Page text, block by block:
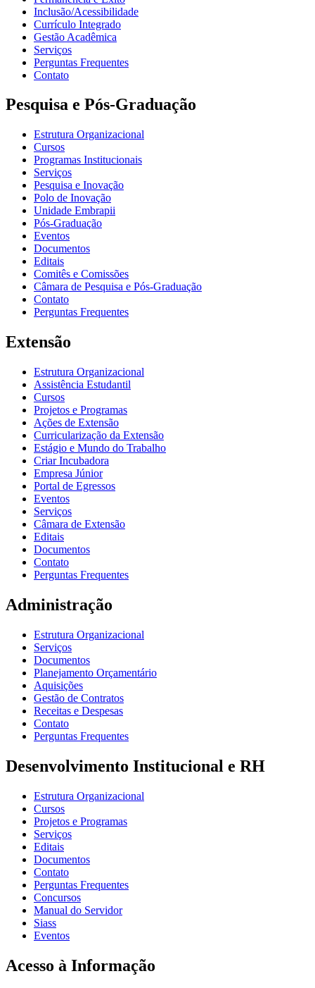
Inclusão/Acessibilidade
Currículo Integrado
Gestão Acadêmica
Serviços
Perguntas Frequentes
Contato
Pesquisa e Pós-Graduação
Estrutura Organizacional
Cursos
Programas Institucionais
Serviços
Pesquisa e Inovação
Polo de Inovação
Unidade Embrapii
Pós-Graduação
Eventos
Documentos
Editais
Comitês e Comissões
Câmara de Pesquisa e Pós-Graduação
Contato
Perguntas Frequentes
Extensão
Estrutura Organizacional
Assistência Estudantil
Cursos
Projetos e Programas
Ações de Extensão
Curricularização da Extensão
Estágio e Mundo do Trabalho
Criar Incubadora
Empresa Júnior
Portal de Egressos
Eventos
Serviços
Câmara de Extensão
Editais
Documentos
Contato
Perguntas Frequentes
Administração
Estrutura Organizacional
Serviços
Documentos
Planejamento Orçamentário
Aquisições
Gestão de Contratos
Receitas e Despesas
Contato
Perguntas Frequentes
Desenvolvimento Institucional e RH
Estrutura Organizacional
Cursos
Projetos e Programas
Serviços
Editais
Documentos
Contato
Perguntas Frequentes
Concursos
Manual do Servidor
Siass
Eventos
Acesso à Informação